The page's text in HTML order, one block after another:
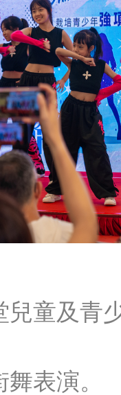
兒童及青
表演。